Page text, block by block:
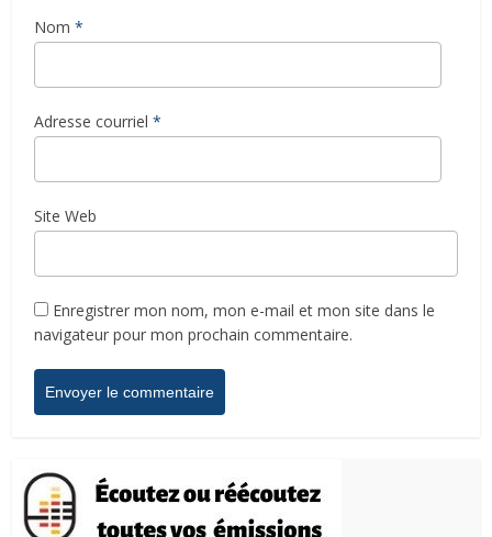
Nom *
Adresse courriel *
Site Web
Enregistrer mon nom, mon e-mail et mon site dans le
navigateur pour mon prochain commentaire.